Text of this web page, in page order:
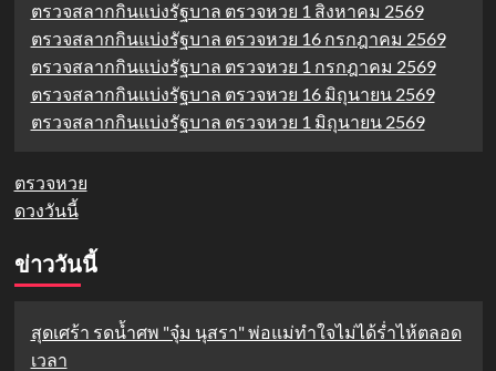
ตรวจสลากกินแบ่งรัฐบาล ตรวจหวย 1 สิงหาคม 2569
ตรวจสลากกินแบ่งรัฐบาล ตรวจหวย 16 กรกฎาคม 2569
ตรวจสลากกินแบ่งรัฐบาล ตรวจหวย 1 กรกฎาคม 2569
ตรวจสลากกินแบ่งรัฐบาล ตรวจหวย 16 มิถุนายน 2569
ตรวจสลากกินแบ่งรัฐบาล ตรวจหวย 1 มิถุนายน 2569
ตรวจหวย
ดวงวันนี้
ข่าววันนี้
สุดเศร้า รดน้ำศพ "จุ๋ม นุสรา" พ่อแม่ทำใจไม่ได้ร่ำไห้ตลอด
เวลา